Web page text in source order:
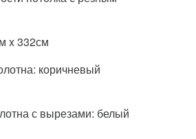
x 332см
коричневый
с вырезами: белый